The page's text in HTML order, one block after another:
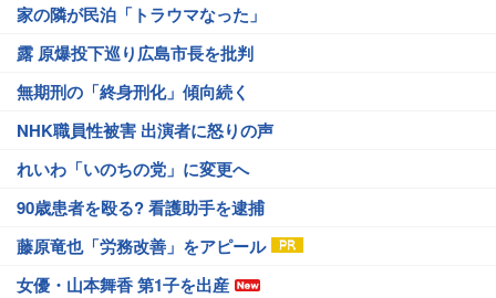
家の隣が民泊「トラウマなった」
露 原爆投下巡り広島市長を批判
無期刑の「終身刑化」傾向続く
NHK職員性被害 出演者に怒りの声
れいわ「いのちの党」に変更へ
90歳患者を殴る? 看護助手を逮捕
藤原竜也「労務改善」をアピール
女優・山本舞香 第1子を出産